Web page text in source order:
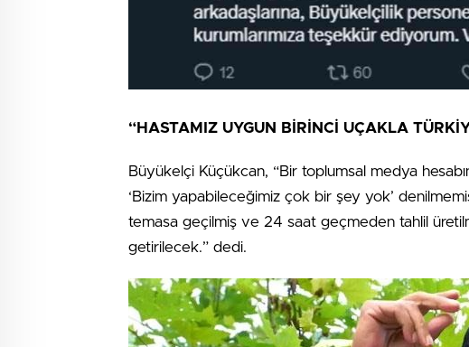
“HASTAMIZ UYGUN BİRİNCİ UÇAKLA
Büyükelçi Küçükcan, “Bir toplumsal medya
‘Bizim yapabileceğimiz çok bir şey yok’
temasa geçilmiş ve 24 saat geçmeden tahlil
getirilecek.” dedi.